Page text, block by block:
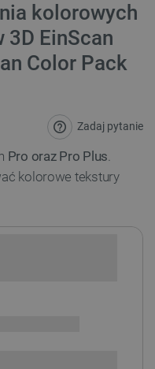
kolorowych
EinScan
Color Pack
Zadaj pytanie
Pro oraz Pro Plus.
kolorowe tekstury